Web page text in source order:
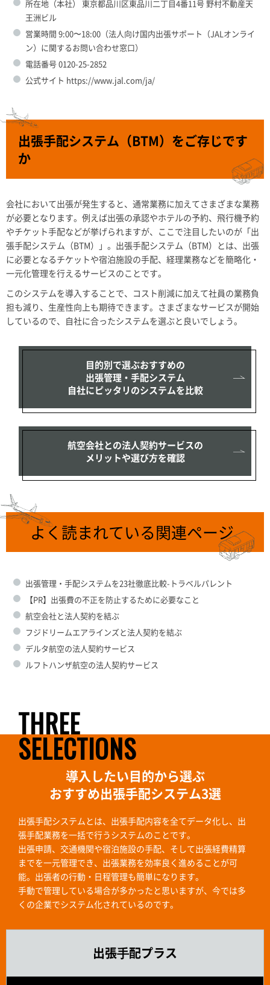
所在地（本社） 東京都品川区東品川二丁目4番11号 野村不動産天
王洲ビル
営業時間 9:00〜18:00（法人向け国内出張サポート（JALオンライ
ン）に関するお問い合わせ窓口）
電話番号 0120-25-2852
公式サイト https://www.jal.com/ja/
出張手配システム（BTM）をご存じです
か
会社において出張が発生すると、通常業務に加えてさまざまな業務
が必要となります。例えば出張の承認やホテルの予約、飛行機予約
やチケット手配などが挙げられますが、ここで注目したいのが「出
張手配システム（BTM）」。出張手配システム（BTM）とは、出張
に必要となるチケットや宿泊施設の手配、経理業務などを簡略化・
一元化管理を行えるサービスのことです。
このシステムを導入することで、コスト削減に加えて社員の業務負
担も減り、生産性向上も期待できます。さまざまなサービスが開始
しているので、自社に合ったシステムを選ぶと良いでしょう。
目的別で選ぶおすすめの
出張管理・手配システム
自社にピッタリのシステムを比較
航空会社との法人契約サービスの
メリットや選び方を確認
よく読まれている関連ページ
出張管理・手配システムを23社徹底比較-トラベルパレント
【PR】出張費の不正を防止するために必要なこと
航空会社と法人契約を結ぶ
フジドリームエアラインズと法人契約を結ぶ
デルタ航空の法人契約サービス
ルフトハンザ航空の法人契約サービス
THREE
SELECTIONS
導入したい目的から選ぶ
おすすめ出張手配システム3選
出張手配システムとは、出張手配内容を全てデータ化し、出
張手配業務を一括で行うシステムのことです。
出張申請、交通機関や宿泊施設の手配、そして出張経費精算
までを一元管理でき、出張業務を効率良く進めることが可
能。出張者の行動・日程管理も簡単になります。
手動で管理している場合が多かったと思いますが、今では多
くの企業でシステム化されているのです。
出張⼿配プラス